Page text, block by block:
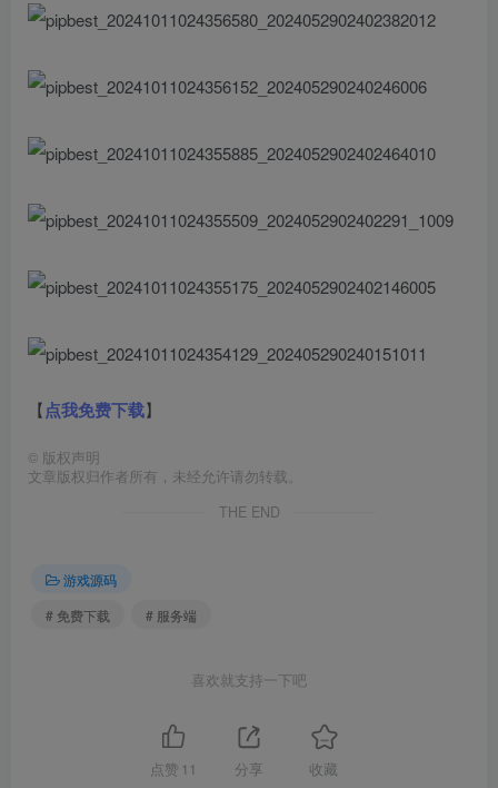
【点我免费下载】
© 版权声明
文章版权归作者所有，未经允许请勿转载。
THE END
游戏源码
# 免费下载
# 服务端
喜欢就支持一下吧
点赞 11 分享 收藏